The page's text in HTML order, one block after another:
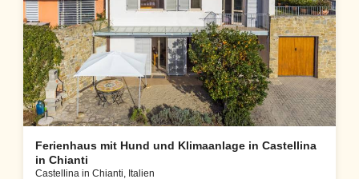
Ferienhaus mit Hund und Klimaanlage in Castellina
in Chianti
Castellina in Chianti, Italien